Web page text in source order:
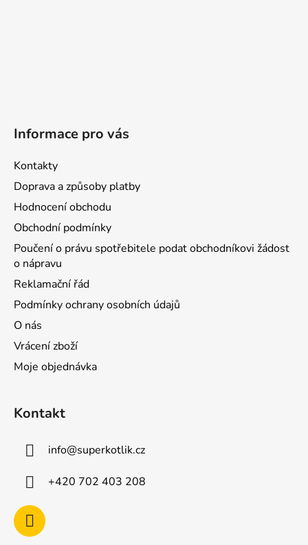
Informace pro vás
Kontakty
Doprava a způsoby platby
Hodnocení obchodu
Obchodní podmínky
Poučení o právu spotřebitele podat obchodníkovi žádost
o nápravu
Reklamační řád
Podmínky ochrany osobních údajů
O nás
Vrácení zboží
Moje objednávka
Kontakt
info@superkotlik.cz
+420 702 403 208